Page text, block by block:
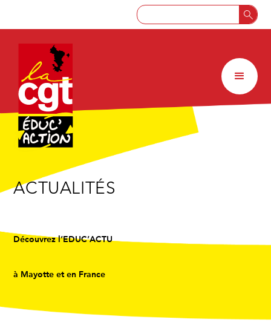
ACTUALITÉS
Découvrez l’EDUC’ACTU
à Mayotte et en France